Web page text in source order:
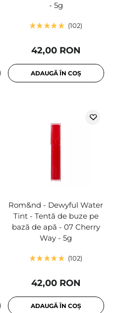
- 5g
102
42,00 RON
ADAUGĂ ÎN COȘ
Rom&nd - Dewyful Water
Tint - Tentă de buze pe
bază de apă - 07 Cherry
Way - 5g
102
42,00 RON
ADAUGĂ ÎN COȘ